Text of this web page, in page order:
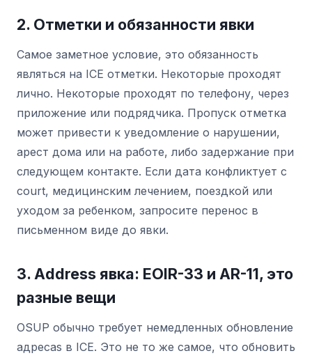
2. Отметки и обязанности явки
Самое заметное условие, это обязанность
являться на ICE отметки. Некоторые проходят
лично. Некоторые проходят по телефону, через
приложение или подрядчика. Пропуск отметка
может привести к уведомление о нарушении,
арест дома или на работе, либо задержание при
следующем контакте. Если дата конфликтует с
court, медицинским лечением, поездкой или
уходом за ребенком, запросите перенос в
письменном виде до явки.
3. Address явка: EOIR-33 и AR-11, это
разные вещи
OSUP обычно требует немедленных обновление
адресаs в ICE. Это не то же самое, что обновить